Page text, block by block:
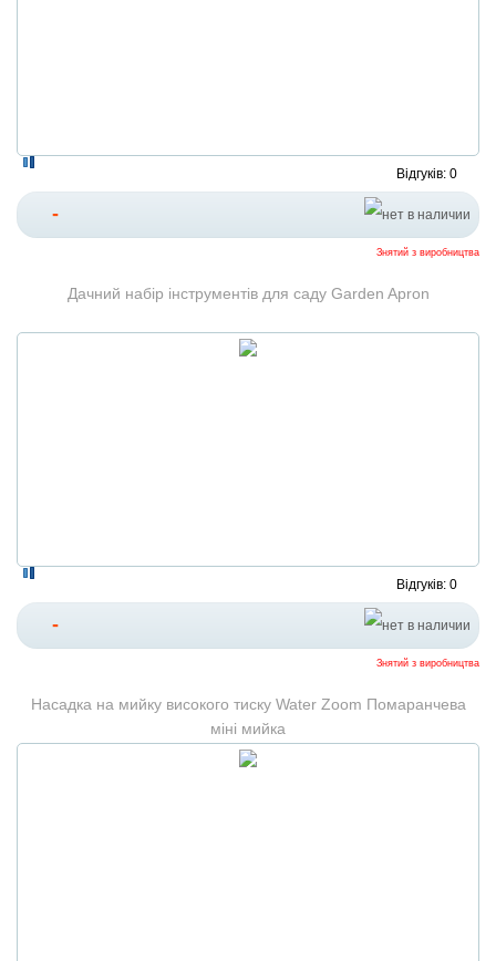
Відгуків: 0
-
Знятий з виробництва
Дачний набір інструментів для саду Garden Apron
Відгуків: 0
-
Знятий з виробництва
Насадка на мийку високого тиску Water Zoom Помаранчева
міні мийка